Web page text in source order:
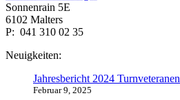
Sonnenrain 5E
6102 Malters
P: 041 310 02 35
Neuigkeiten:
Jahresbericht 2024 Turnveteranen
Februar 9, 2025